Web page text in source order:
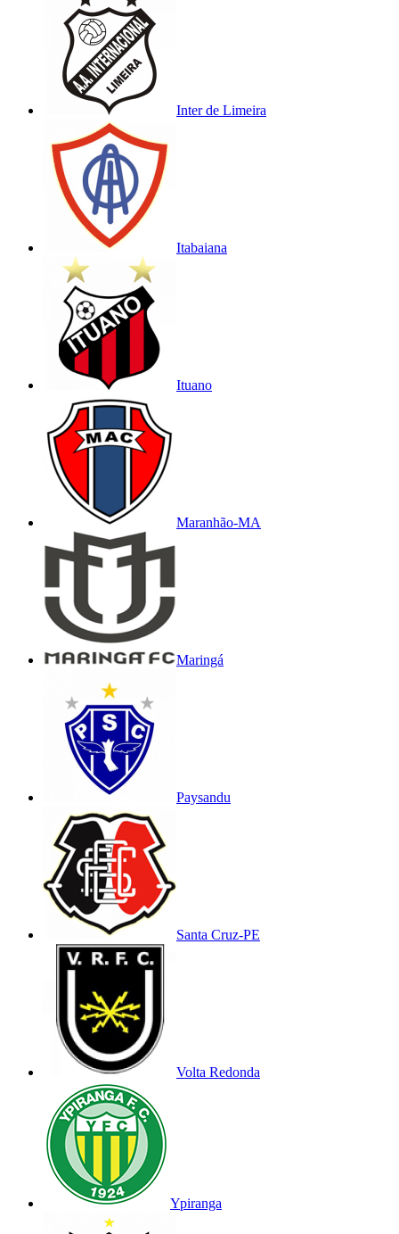
Inter de Limeira
Itabaiana
Ituano
Maranhão-MA
Maringá
Paysandu
Santa Cruz-PE
Volta Redonda
Ypiranga